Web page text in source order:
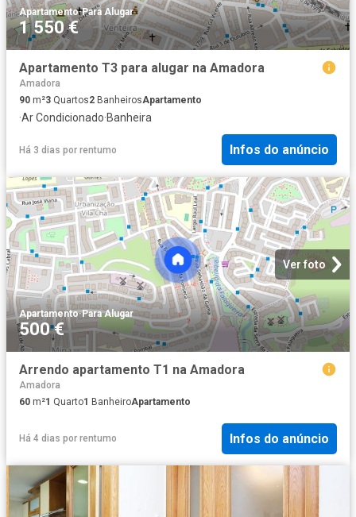
Apartamento·Para Alugar
1 550 €
Apartamento T3 para alugar na Amadora
Amadora
90 m²3 Quartos2 BanheirosApartamento
·Ar Condicionado·Banheira
Há 3 dias por rentumo Infos do anúncio
Ver foto
Apartamento·Para Alugar
500 €
Arrendo apartamento T1 na Amadora
Amadora
60 m²1 Quarto1 BanheiroApartamento
Há 4 dias por rentumo Infos do anúncio